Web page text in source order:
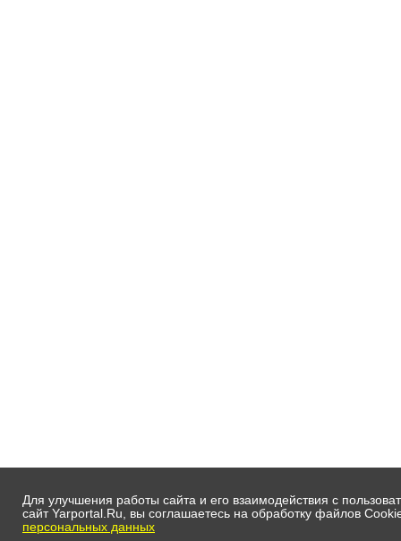
Для улучшения работы сайта и его взаимодействия с
сайт Yarportal.Ru, вы соглашаетесь на обработку файлов
персональных данных